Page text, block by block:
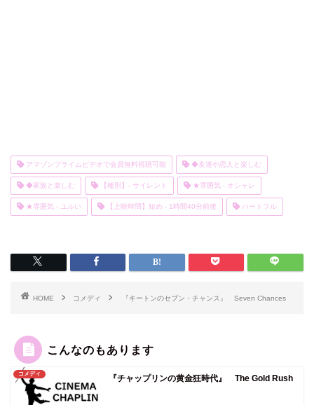
アマゾンプライムビデオで会員無料視聴可能 ◆友達や恋人と楽しむ
◆家族と楽しむ 【種別】- サイレント ★雰囲気 - オシャレ
★雰囲気 - ユルい 【上映時間】短め - 1時間40分前後 ハートフル
HOME コメディ 『キートンのセブン・チャンス』 Seven Chances
こんなのもあります
コメディ 『チャップリンの黄金狂時代』 The Gold Rush